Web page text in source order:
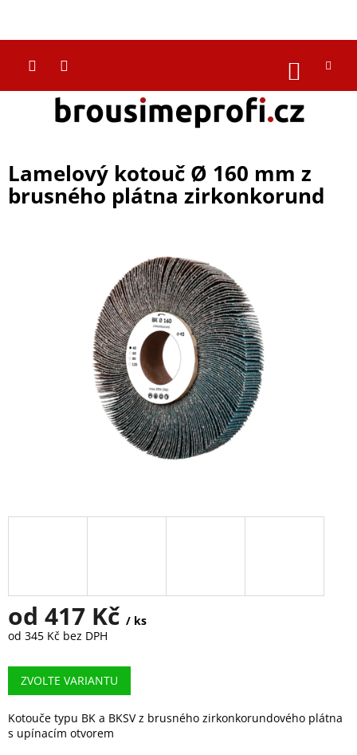
obsah
KOŠÍK
Lamelový kotouč Ø 160 mm z
brusného plátna zirkonkorund
od 417 Kč / ks
od 345 Kč bez DPH
cena:
ZVOLTE VARIANTU
Kotouče typu BK a BKSV z brusného zirkonkorundového plátna
s upínacím otvorem